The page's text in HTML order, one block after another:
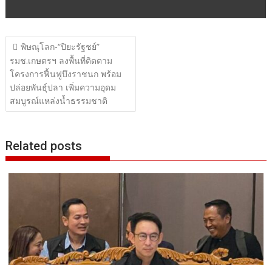
แนะแนว
เรื่อง
พิษณุโลก-“ปิยะรัฐชย์”
รมช.เกษตรฯ ลงพื้นที่ติดตาม
โครงการฟื้นฟูบึงราชนก พร้อม
ปล่อยพันธุ์ปลา เพิ่มความอุดม
สมบูรณ์แหล่งน้ำธรรมชาติ
Related posts